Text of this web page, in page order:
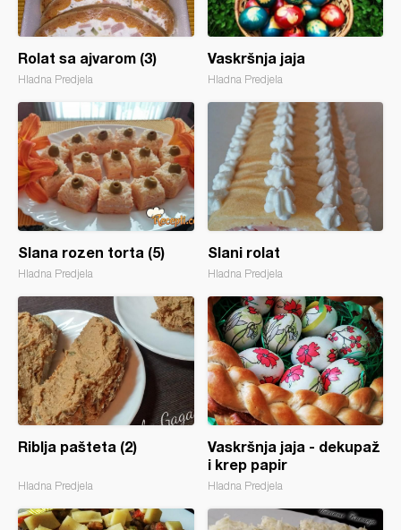
Rolat sa ajvarom (3)
Hladna Predjela
Vaskršnja jaja
Hladna Predjela
Slana rozen torta (5)
Hladna Predjela
Slani rolat
Hladna Predjela
Riblja pašteta (2)
Hladna Predjela
Vaskršnja jaja - dekupaž
i krep papir
Hladna Predjela